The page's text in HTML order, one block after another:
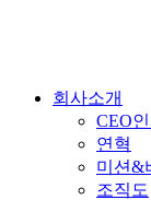
회사소개
CEO
연혁
미션&
조직도